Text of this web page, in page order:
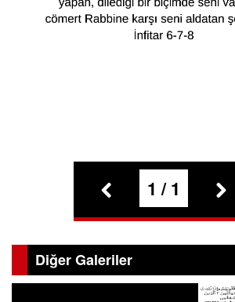
1 / 1
Diğer Galeriler